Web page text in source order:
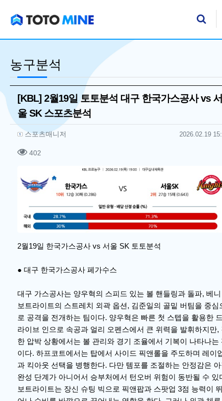
농구분석
[KBL] 2월19일 토토분석 대구 한국가스공사 vs 서
울 SK 스포츠분석
작성자 정보
스포츠매니저 작성일
2026.02.19
컨텐츠 정보
402
2월19일 한국가스공사 vs 서울 SK 토토분석
● 대구 한국가스공사 페가수스
대구 가스공사는 양우혁의 스피드 있는 볼 핸들링과 돌파, 베니
보트라이트의 스트레치 외곽 옵션, 김준일의 골밑 버팀을 중심
로 공격을 전개하는 팀이다. 양우혁은 빠른 첫 스텝을 활용한
라이브 인으로 속공과 얼리 오펜스에서 큰 위력을 발휘하지만,
한 압박 상황에서는 볼 관리와 경기 조율에서 기복이 나타나는
이다. 하프코트에서는 탑에서 사이드 픽앤롤을 주도하며 레이
과 킥아웃 선택을 병행한다. 다만 템포를 조절하는 안정감은
완성 단계가 아니어서 승부처에서 턴오버 위험이 동반될 수 있
보트라이트는 장신 슈팅 빅으로 픽앤팝과 스팟업 3점 능력이